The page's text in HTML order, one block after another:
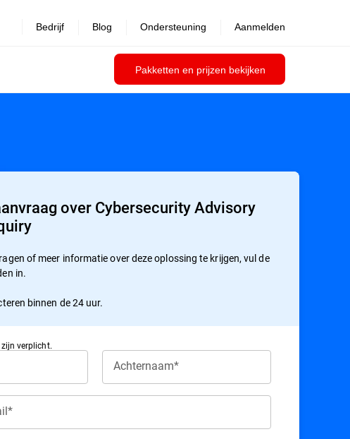
Pakketten en prijzen bekijken
Bedrijf Blog Ondersteuning Aanmelden
over Cybersecurity Advisory
of meer informatie over deze oplossing te krijgen, vul de
in.
binnen de 24 uur.
verplicht.
Achternaam*